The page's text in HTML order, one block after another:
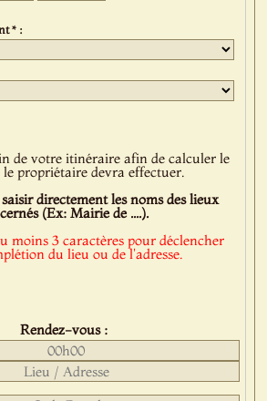
* :
de votre itinéraire afin de calculer le
propriétaire devra effectuer.
directement les noms des lieux
(Ex: Mairie de ....).
moins 3 caractères pour déclencher
du lieu ou de l'adresse.
Rendez-vous :